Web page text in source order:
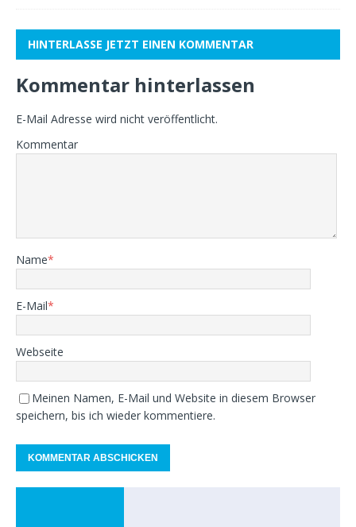
HINTERLASSE JETZT EINEN KOMMENTAR
Kommentar hinterlassen
E-Mail Adresse wird nicht veröffentlicht.
Kommentar
Name*
E-Mail*
Webseite
Meinen Namen, E-Mail und Website in diesem Browser
speichern, bis ich wieder kommentiere.